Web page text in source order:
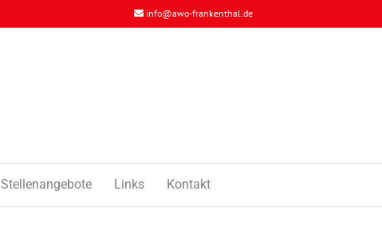
info@awo-frankenthal.de
Stellenangebote Links Kontakt